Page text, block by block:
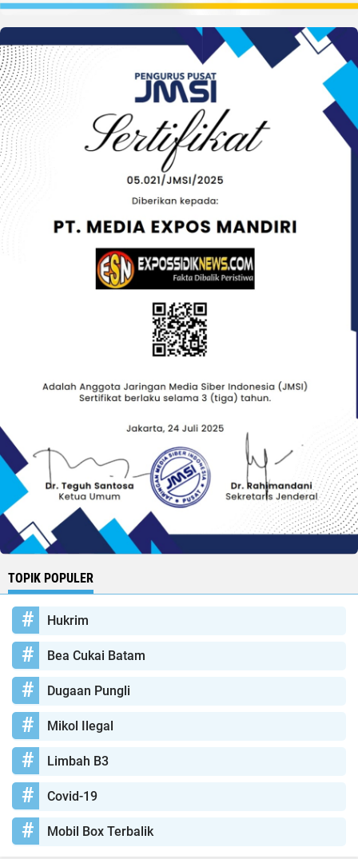
TOPIK POPULER
Hukrim
Bea Cukai Batam
Dugaan Pungli
Mikol Ilegal
Limbah B3
Covid-19
Mobil Box Terbalik